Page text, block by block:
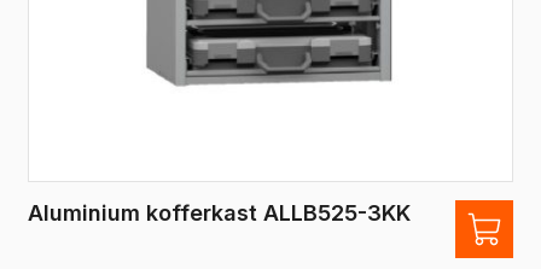
Aluminium kofferkast ALLB525-3KK